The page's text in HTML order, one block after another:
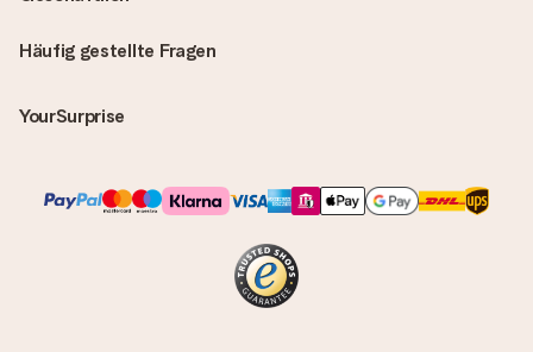
Häufig gestellte Fragen
YourSurprise